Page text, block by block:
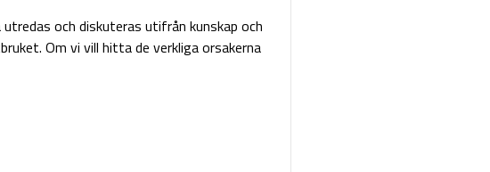
och diskuteras utifrån kunskap och
Om vi vill hitta de verkliga orsakerna